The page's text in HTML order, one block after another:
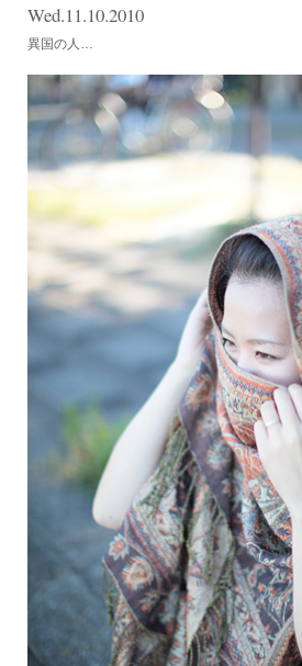
Wed.11.10.2010
異国の人…